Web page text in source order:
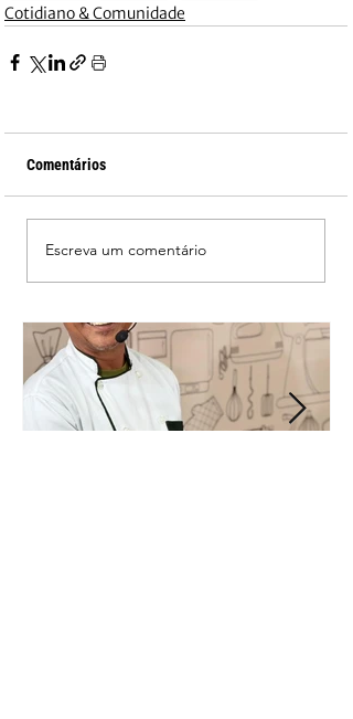
Cotidiano & Comunidade
Comentários
Escreva um comentário